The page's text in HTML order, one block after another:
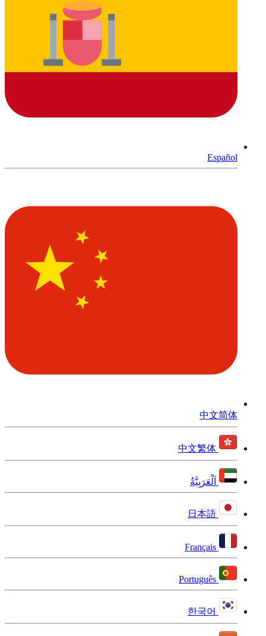
Español
中文简体
中文繁体
اَلْعَرَبِيَّةُ
日本語
Français
Português
한국어